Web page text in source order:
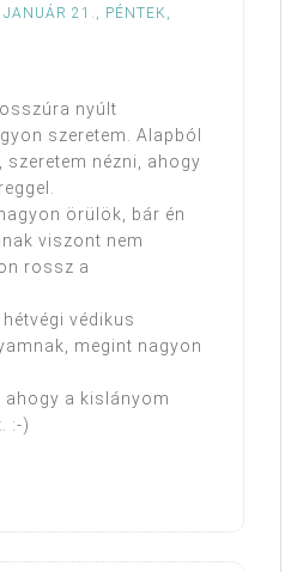
21., PÉNTEK,
nyúlt
szeretem. Alapból
szeretem nézni, ahogy
örülök, bár én
viszont nem
rossz a
védikus
megint nagyon
ahogy a kislányom
:-)